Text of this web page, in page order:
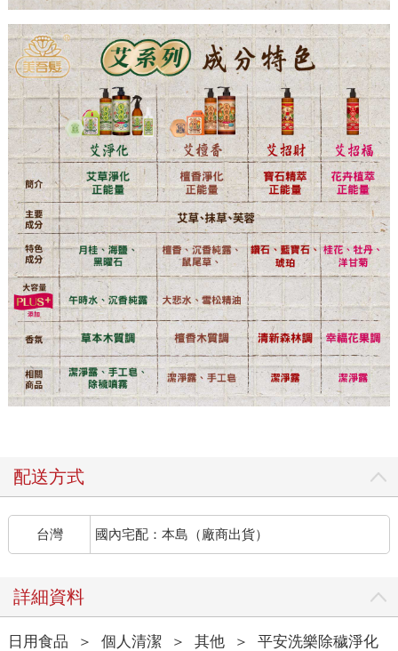
配送方式
台灣 國內宅配：本島（廠商出貨）
詳細資料
日用食品 ＞ 個人清潔 ＞ 其他 ＞ 平安洗樂除穢淨化